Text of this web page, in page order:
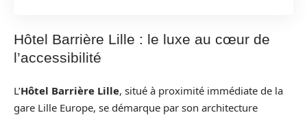
Hôtel Barrière Lille : le luxe au cœur de
l’accessibilité
L’Hôtel Barrière Lille, situé à proximité immédiate de la
gare Lille Europe, se démarque par son architecture